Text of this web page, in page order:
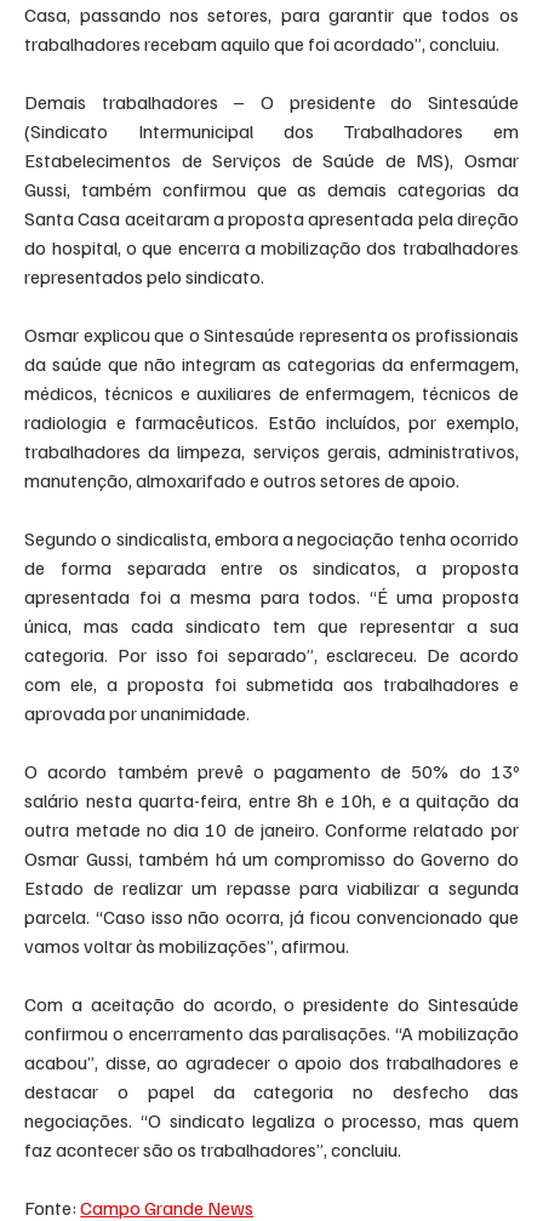
Casa, passando nos setores, para garantir que todos os
trabalhadores recebam aquilo que foi acordado”, concluiu.
Demais trabalhadores – O presidente do Sintesaúde
(Sindicato Intermunicipal dos Trabalhadores em
Estabelecimentos de Serviços de Saúde de MS), Osmar
Gussi, também confirmou que as demais categorias da
Santa Casa aceitaram a proposta apresentada pela direção
do hospital, o que encerra a mobilização dos trabalhadores
representados pelo sindicato.
Osmar explicou que o Sintesaúde representa os profissionais
da saúde que não integram as categorias da enfermagem,
médicos, técnicos e auxiliares de enfermagem, técnicos de
radiologia e farmacêuticos. Estão incluídos, por exemplo,
trabalhadores da limpeza, serviços gerais, administrativos,
manutenção, almoxarifado e outros setores de apoio.
Segundo o sindicalista, embora a negociação tenha ocorrido
de forma separada entre os sindicatos, a proposta
apresentada foi a mesma para todos. “É uma proposta
única, mas cada sindicato tem que representar a sua
categoria. Por isso foi separado”, esclareceu. De acordo
com ele, a proposta foi submetida aos trabalhadores e
aprovada por unanimidade.
O acordo também prevê o pagamento de 50% do 13º
salário nesta quarta-feira, entre 8h e 10h, e a quitação da
outra metade no dia 10 de janeiro. Conforme relatado por
Osmar Gussi, também há um compromisso do Governo do
Estado de realizar um repasse para viabilizar a segunda
parcela. “Caso isso não ocorra, já ficou convencionado que
vamos voltar às mobilizações”, afirmou.
Com a aceitação do acordo, o presidente do Sintesaúde
confirmou o encerramento das paralisações. “A mobilização
acabou”, disse, ao agradecer o apoio dos trabalhadores e
destacar o papel da categoria no desfecho das
negociações. “O sindicato legaliza o processo, mas quem
faz acontecer são os trabalhadores”, concluiu.
Fonte: Campo Grande News